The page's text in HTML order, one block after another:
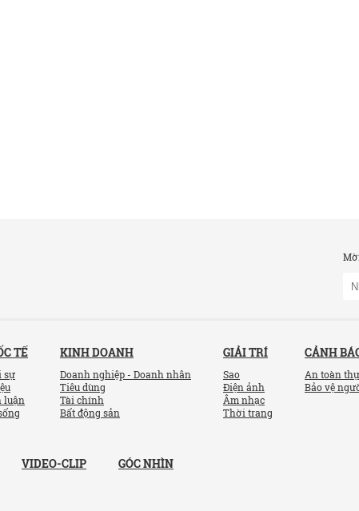
TẾ
sự
luận
KINH DOANH
Doanh nghiệp - Doanh nhân
Tiêu dùng
Tài chính
Bất động sản
GIẢI TRÍ
Sao
Điện ảnh
Âm nhạc
Thời trang
CẢNH
An toàn
Bảo vệ
VIDEO-CLIP GÓC NHÌN